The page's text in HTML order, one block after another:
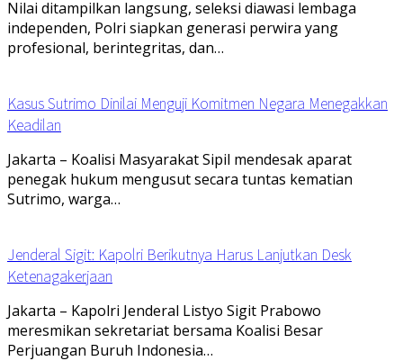
Nilai ditampilkan langsung, seleksi diawasi lembaga
independen, Polri siapkan generasi perwira yang
profesional, berintegritas, dan…
Kasus Sutrimo Dinilai Menguji Komitmen Negara Menegakkan
Keadilan
Jakarta – Koalisi Masyarakat Sipil mendesak aparat
penegak hukum mengusut secara tuntas kematian
Sutrimo, warga…
Jenderal Sigit: Kapolri Berikutnya Harus Lanjutkan Desk
Ketenagakerjaan
Jakarta – Kapolri Jenderal Listyo Sigit Prabowo
meresmikan sekretariat bersama Koalisi Besar
Perjuangan Buruh Indonesia…